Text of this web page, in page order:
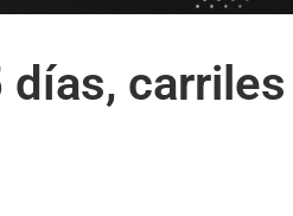
días, carriles